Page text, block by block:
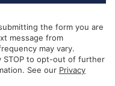
the form you are
message from
may vary.
STOP to opt-out of further
See our Privacy